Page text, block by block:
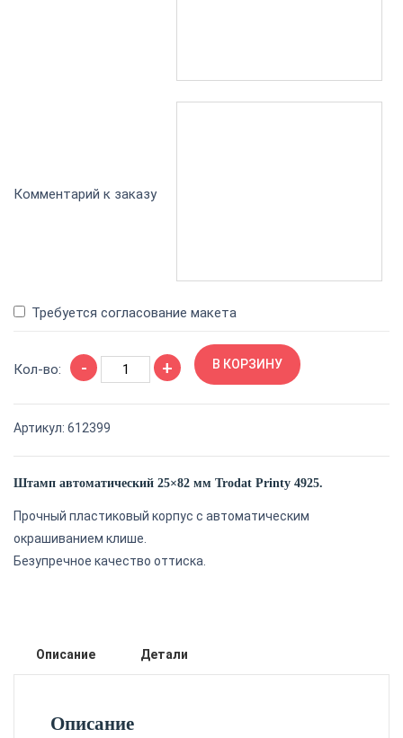
Комментарий к заказу
Требуется согласование макета
Кол-во: -
товара
25×82
мм
+ В КОРЗИНУ
Артикул: 612399
Штамп автоматический 25×82 мм Trodat Printy 4925.
Прочный пластиковый корпус с автоматическим
окрашиванием клише.
Безупречное качество оттиска.
Описание Детали
Описание